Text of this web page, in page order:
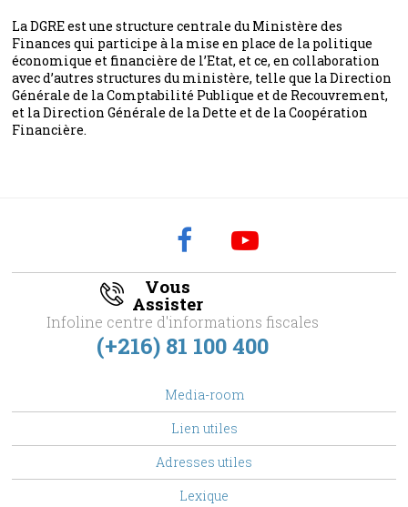
La DGRE est une structure centrale du Ministère des
Finances qui participe à la mise en place de la politique
économique et financière de l’Etat, et ce, en collaboration
avec d’autres structures du ministère, telle que la Direction
Générale de la Comptabilité Publique et de Recouvrement,
et la Direction Générale de la Dette et de la Coopération
Financière.
Vous
Assister
Infoline centre d'informations fiscales
(+216) 81 100 400
Media-room
Lien utiles
Adresses utiles
Lexique